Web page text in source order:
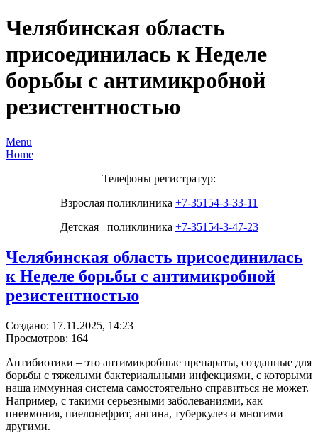
Челябинская область
присоединилась к Неделе
борьбы с антимикробной
резистентностью
Menu
Home
Телефоны регистратур:
Взрослая поликлиника +7-35154-3-33-11
Детская поликлиника +7-35154-3-47-23
Челябинская область присоединилась
к Неделе борьбы с антимикробной
резистентностью
Создано: 17.11.2025, 14:23
Просмотров: 164
Антибиотики – это антимикробные препараты, созданные для
борьбы с тяжелыми бактериальными инфекциями, с которыми
наша иммунная система самостоятельно справиться не может.
Например, с такими серьезными заболеваниями, как
пневмония, пиелонефрит, ангина, туберкулез и многими
другими.